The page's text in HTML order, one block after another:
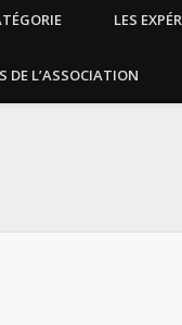
LES
DE L’ASSOCIATION